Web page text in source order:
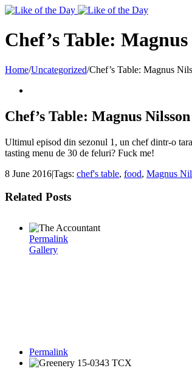
Toggle
Area
Chef’s Table:
Home/Uncategorized/Chef’s Table: Magnus
Chef’s Table: Magnus Nilsson
Ultimul episod din sezonul 1, un chef dintr-o
tasting menu de 30 de feluri? Fuck me!
8 June 2016|Tags: chef's table, food, Magnus
Related Posts
Permalink
Gallery
Permalink